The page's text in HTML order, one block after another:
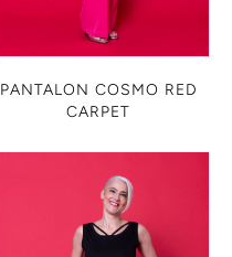
PANTALON COSMO RED
CARPET